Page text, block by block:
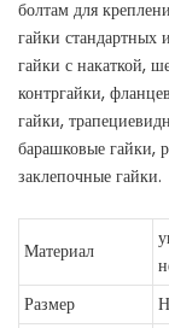
болтам для
гайки
гайки с накаткой,
контргайки,
гайки,
барашковые гайки,
заклепочные гайки.
Материал
Размер